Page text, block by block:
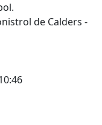
de Calders -